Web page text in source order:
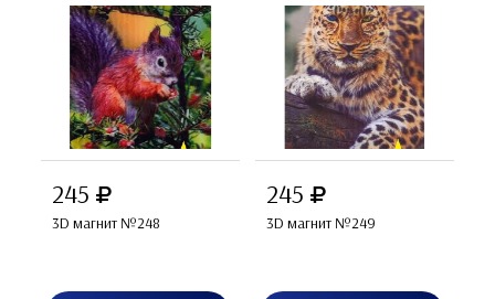
245
3D магнит №248
245
3D магнит №249